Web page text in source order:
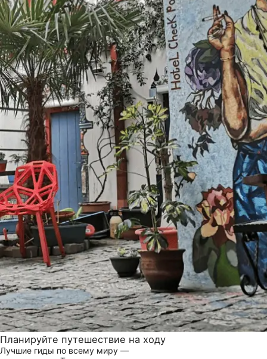
Планируйте путешествие на ходу
Лучшие гиды по всему миру —